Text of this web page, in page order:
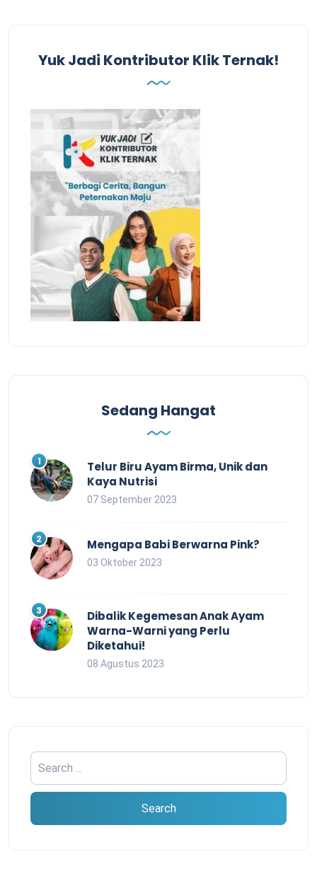
Yuk Jadi Kontributor Klik Ternak!
Sedang Hangat
Telur Biru Ayam Birma, Unik dan
Kaya Nutrisi
07 September 2023
Mengapa Babi Berwarna Pink?
03 Oktober 2023
Dibalik Kegemesan Anak Ayam
Warna-Warni yang Perlu
Diketahui!
08 Agustus 2023